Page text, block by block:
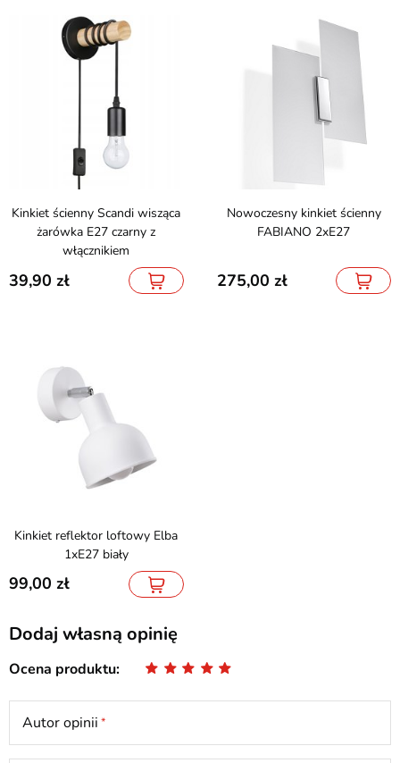
Kinkiet ścienny Scandi wisząca
żarówka E27 czarny z
włącznikiem
39,90
Nowoczesny kinkiet ścienny
FABIANO 2xE27
275,00
Kinkiet reflektor loftowy Elba
1xE27 biały
99,00
Dodaj własną opinię
Ocena produktu
Autor opinii